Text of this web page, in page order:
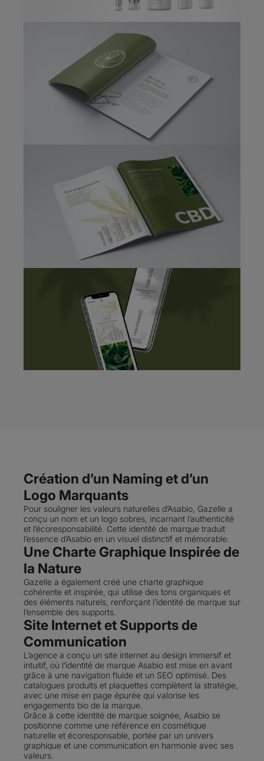
Création d’un Naming et d’un
Logo Marquants
Pour souligner les valeurs naturelles d’Asabio, Gazelle a
conçu un nom et un logo sobres, incarnant l’authenticité
et l’écoresponsabilité. Cette identité de marque traduit
l’essence d’Asabio en un visuel distinctif et mémorable.
Une Charte Graphique Inspirée de
la Nature
Gazelle a également créé une charte graphique
cohérente et inspirée, qui utilise des tons organiques et
des éléments naturels, renforçant l’identité de marque sur
l’ensemble des supports.
Site Internet et Supports de
Communication
L’agence a conçu un site internet au design immersif et
intuitif, où l’identité de marque Asabio est mise en avant
grâce à une navigation fluide et un SEO optimisé. Des
catalogues produits et plaquettes complètent la stratégie,
avec une mise en page épurée qui valorise les
engagements bio de la marque.
Grâce à cette identité de marque soignée, Asabio se
positionne comme une référence en cosmétique
naturelle et écoresponsable, portée par un univers
graphique et une communication en harmonie avec ses
valeurs.